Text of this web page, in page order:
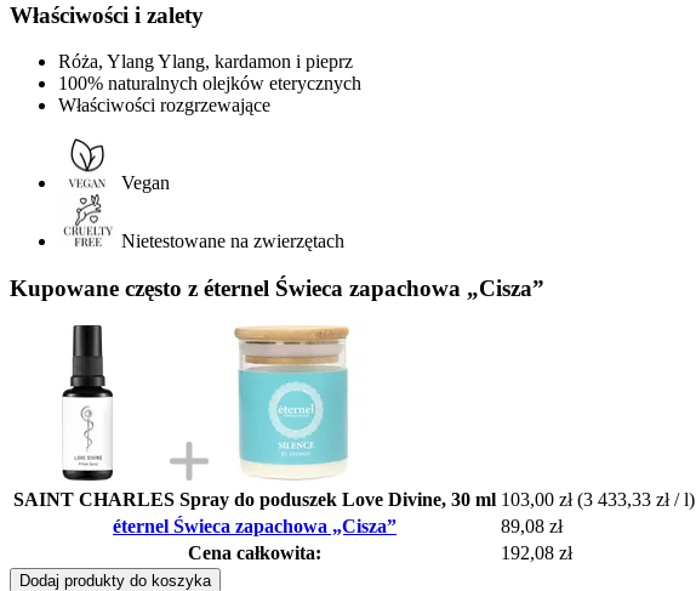
Właściwości i zalety
Róża, Ylang Ylang, kardamon i pieprz
100% naturalnych olejków eterycznych
Właściwości rozgrzewające
Vegan
Nietestowane na zwierzętach
Kupowane często z éternel Świeca zapachowa „Cisza”
SAINT CHARLES Spray do poduszek Love Divine, 30 ml 103,00 zł (3 433,33 zł / l)
éternel Świeca zapachowa „Cisza”
89,08 zł
Cena całkowita:
192,08 zł
Dodaj produkty do koszyka